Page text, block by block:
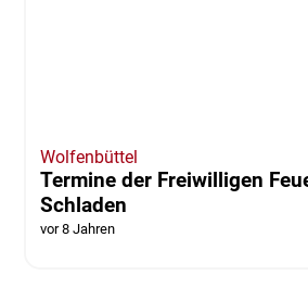
Wolfenbüttel
Termine der Freiwilligen
Schladen
vor 8 Jahren